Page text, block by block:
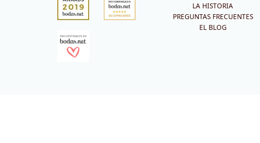
LA HISTORIA
PREGUNTAS FRECUENTES
EL BLOG